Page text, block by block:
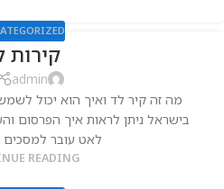
קירות
admin
מה זה קיר לד ואיך הוא יכול
בישראל ניתן לראות איך הפרסום
לאט עובר למסכים
READING